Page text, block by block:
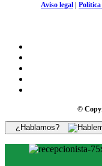
Aviso legal
©
¿Hablamos?